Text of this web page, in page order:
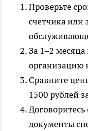
Проверьте
счетчика или
За 1–2
организацию
Сравните
1500 рублей
документы